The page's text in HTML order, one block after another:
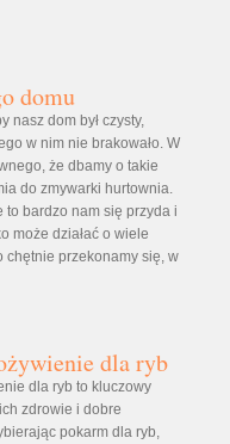
domu
nasz dom był czysty,
w nim nie brakowało. W
że dbamy o takie
do zmywarki hurtownia.
to bardzo nam się przyda i
może działać o wiele
chętnie przekonamy się, w
dla ryb
dla ryb to kluczowy
zdrowie i dobre
pokarm dla ryb,